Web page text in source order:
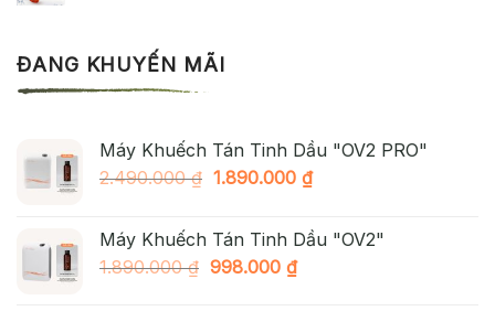
ĐANG KHUYẾN MÃI
Máy Khuếch Tán Tinh Dầu "OV2 PRO"
2.490.000₫ Giá
2.490.000 ₫.
1.890.000 ₫Giá
là:
Máy Khuếch Tán Tinh Dầu "OV2"
1.890.000₫ Giá
998.000 ₫Giá